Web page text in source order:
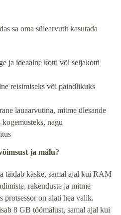
sa oma sülearvutit kasutada
ja ideaalne kotti või seljakotti
reisimiseks või paindlikuks
lauaarvutina, mitme ülesande
kogemusteks, nagu
ja mälu?
täidab käske, samal ajal kui RAM
rakenduste ja mitme
on alati hea valik.
8 GB töömälust, samal ajal kui